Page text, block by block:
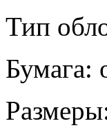
Тип
Бумага: